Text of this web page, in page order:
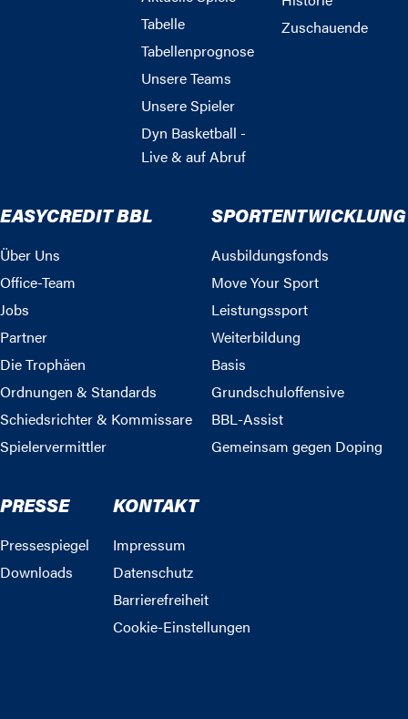
Tabelle
Tabellenprognose
Unsere Teams
Unsere Spieler
Dyn Basketball -
Live & auf Abruf
Zuschauende
EASYCREDIT BBL
Über Uns
Office-Team
Jobs
Partner
Die Trophäen
Ordnungen & Standards
Schiedsrichter & Kommissare
Spielervermittler
SPORTENTWICKLUNG
Ausbildungsfonds
Move Your Sport
Leistungssport
Weiterbildung
Basis
Grundschuloffensive
BBL-Assist
Gemeinsam gegen Doping
PRESSE
Pressespiegel
Downloads
KONTAKT
Impressum
Datenschutz
Barrierefreiheit
Cookie-Einstellungen